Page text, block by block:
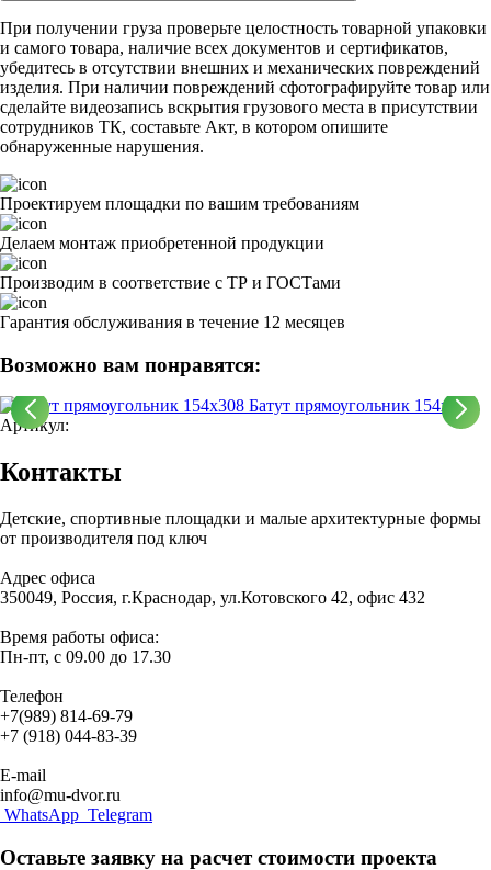
При получении груза проверьте целостность товарной упаковки
и самого товара, наличие всех документов и сертификатов,
убедитесь в отсутствии внешних и механических повреждений
изделия. При наличии повреждений сфотографируйте товар или
сделайте видеозапись вскрытия грузового места в присутствии
сотрудников ТК, составьте Акт, в котором опишите
обнаруженные нарушения.
Проектируем площадки по вашим требованиям
Делаем монтаж приобретенной продукции
Производим в соответствие с ТР и ГОСТами
Гарантия обслуживания в течение 12 месяцев
Возможно вам понравятся:
Батут прямоугольник 154х308
Артикул:
Контакты
Детские, спортивные площадки и малые архитектурные формы
от производителя под ключ
Адрес офиса
350049, Россия, г.Краснодар, ул.Котовского 42, офис 432
Время работы офиса:
Пн-пт, с 09.00 до 17.30
Телефон
+7(989) 814-69-79
+7 (918) 044-83-39
E-mail
info@mu-dvor.ru
WhatsApp Telegram
Оставьте заявку на расчет стоимости проекта